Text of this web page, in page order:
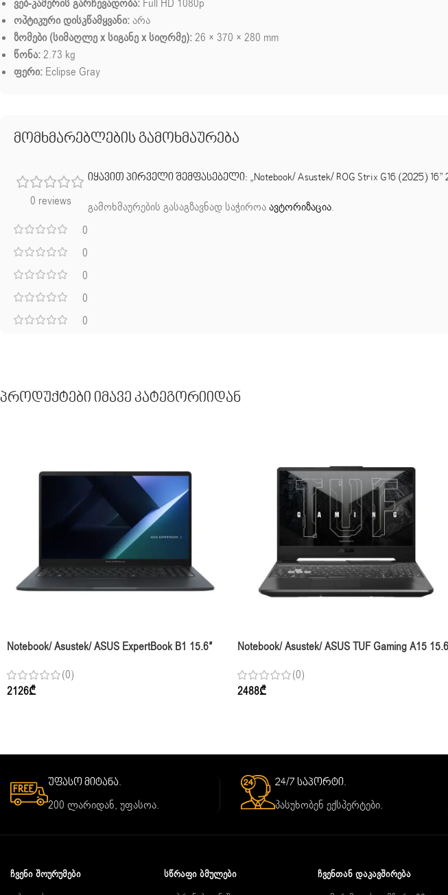
ვებ-კამერის გარჩევადობა: Full HD 1080p
ოპტიკური დისკწამყვანი:არა
ზომები (სიმაღლე x სიგანე x სიღრმე):26 × 370 × 280 mm
წონა:2.73 kg
ფერი: Eclipse Gray
მომხმარებლების გამოხმაურება
0 reviews
0
0
0
0
0
იყავით პირველი შემფასებელი: „Notebook/ Asustek/ ROG Strix G16 (2025) 16”
გამოხმაურების გასაგზავნად საჭიროაავტორიზაცია.
Პროდუქტები Იმავე Კატეგორიიდან
Notebook/ Asustek/ ASUS ExpertBook B1 15.6″
Graphics
(0)
2126₾
Notebook/ Asustek/ ASUS TUF Gaming A15
3050 Graphite Black
(0)
2488₾
უფასო მიტანა.
200 ლარიდან, უფასოა.
24/7 საპორტი.
პასუხობენ ექსპერტები.
ᲩᲕᲔᲜᲘ ᲨᲝᲣᲠᲣᲛᲔᲑᲘ
ᲡᲬᲠᲐᲤᲘ ᲑᲛᲣᲚᲔᲑᲘ
ᲩᲕᲔᲜᲗᲐᲜ ᲓᲐᲙᲐᲕᲨᲘᲠᲔᲑᲐ